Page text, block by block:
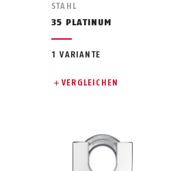
STAHL
35 PLATINUM
1 VARIANTE
VERGLEICHEN